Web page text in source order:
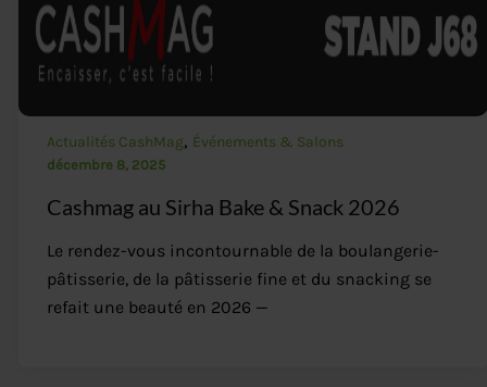
Actualités CashMag, Événements & Salons
décembre 8, 2025
Cashmag au Sirha Bake & Snack 2026
Le rendez-vous incontournable de la boulangerie-
pâtisserie, de la pâtisserie fine et du snacking se
refait une beauté en 2026 —